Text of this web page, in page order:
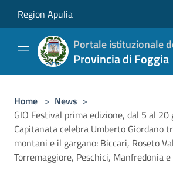
Region Apulia
Portale istituzionale
Provincia di Foggia
Home > News >
GIO Festival prima edizione, dal 5 al
Capitanata celebra Umberto Giordano
montani e il gargano: Biccari, Roseto
Torremaggiore, Peschici, Manfredonia